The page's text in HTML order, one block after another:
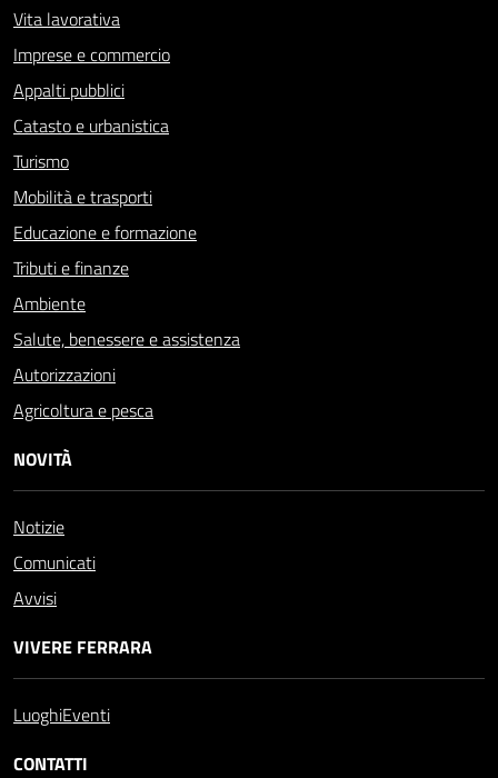
Vita lavorativa
Imprese e commercio
Appalti pubblici
Catasto e urbanistica
Turismo
Mobilità e trasporti
Educazione e formazione
Tributi e finanze
Ambiente
Salute, benessere e assistenza
Autorizzazioni
Agricoltura e pesca
NOVITÀ
Notizie
Comunicati
Avvisi
VIVERE FERRARA
LuoghiEventi
CONTATTI